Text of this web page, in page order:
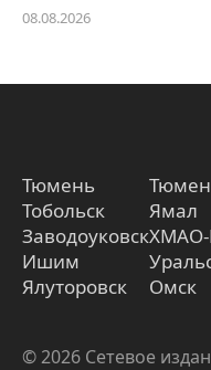
08.08.2026
Тюмень
Тобольск
Заводоуковск
Ишим
Ялуторовск
Ямал
Омск
© 2026 Сетевое